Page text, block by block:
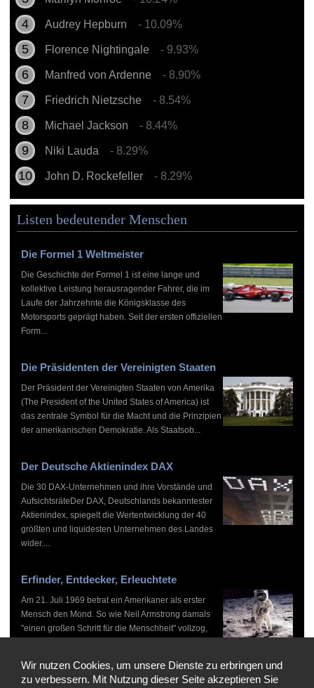
Audrey Hepburn - 10.09%
Florence Nightingale - 9.93%
Manfred von Ardenne - 8.90%
Friedrich Nietzsche - 8.54%
Michael Jackson - 8.44%
Niki Lauda - 8.29%
John D. Rockefeller - 8.29%
Listen bedeutender Menschen
Die Formel 1 Weltmeister
Die Geschichte der Formel 1 ist eine lange und
kollektive Leistung herausragender Fahrer, die im
Laufe der Jahrzehnte die Königsklasse des
Motorsports geprägt haben. Seit der ersten offiziellen
Form...
Die Präsidenten der Vereinigten Staaten
Der Präsident der Vereinigten Staaten von Amerika
(The President of the United States of America) ist
das zentrale Symbol für die Macht und die Prinzipien
der amerikanischen Demokratie. Als Staatsob...
Der Deutsche Aktienindex DAX
Die 30 DAX-Unternehmen und ihre Vorstände und
AufsichtsräteDer DAX, Deutschlands bekanntester
Aktienindex, spiegelt die Wertentwicklung der 40
größten und liquidesten Unternehmen des Landes
wider....
Erfinder, Entdecker, Erleuchtete
Am 21. Juli 1969 betrat ein Amerikaner als erster
Mensch den Mond. So wie Neil Armstrong damals
"einen großen Schritt für die Menschheit" vollzog,
Wir nutzen Cookies, um unsere Dienste zu erbringen und
zu verbessern. Mit Nutzung dieser Seite akzeptieren Sie